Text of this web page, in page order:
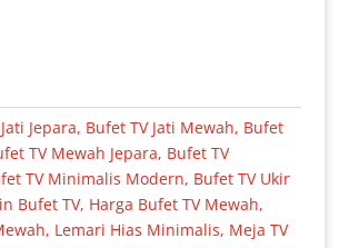
Jepara, Bufet TV Jati Mewah, Bufet
TV Mewah Jepara, Bufet TV
TV Minimalis Modern, Bufet TV Ukir
Bufet TV, Harga Bufet TV Mewah,
, Lemari Hias Minimalis, Meja TV